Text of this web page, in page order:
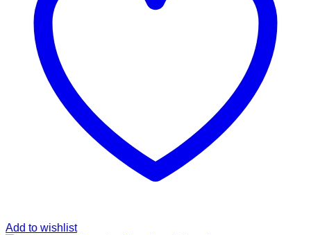
Add to wishlist